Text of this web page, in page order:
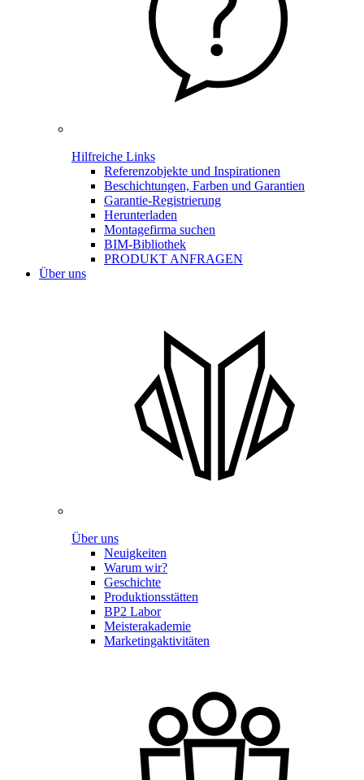
Hilfreiche Links
Referenzobjekte und Inspirationen
Beschichtungen, Farben und Garantien
Garantie-Registrierung
Herunterladen
Montagefirma suchen
BIM-Bibliothek
PRODUKT ANFRAGEN
Über uns
Über uns
Neuigkeiten
Warum wir?
Geschichte
Produktionsstätten
BP2 Labor
Meisterakademie
Marketingaktivitäten